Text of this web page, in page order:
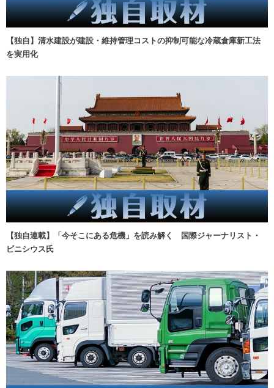
【独自】清水建設が建設・維持管理コストの抑制可能な冷蔵倉庫新工法
を実用化
【独自連載】「今そこにある危機」を読み解く 国際ジャーナリスト・
ビニシウス氏